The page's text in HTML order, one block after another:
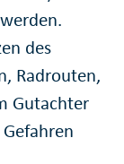
des
Radrouten,
Gutachter